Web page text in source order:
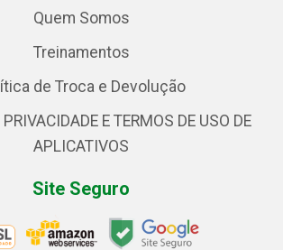
Quem Somos
Treinamentos
de Troca e Devolução
E TERMOS DE USO DE
APLICATIVOS
Site Seguro